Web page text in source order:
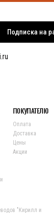
Подписка на
ПОКУПАТЕЛЮ
Оплата
Доставка
Цены
Акции
"Кирилл и